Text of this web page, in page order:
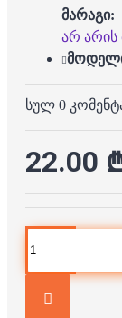
მარაგი:
არ არის
სულ 0
22.00